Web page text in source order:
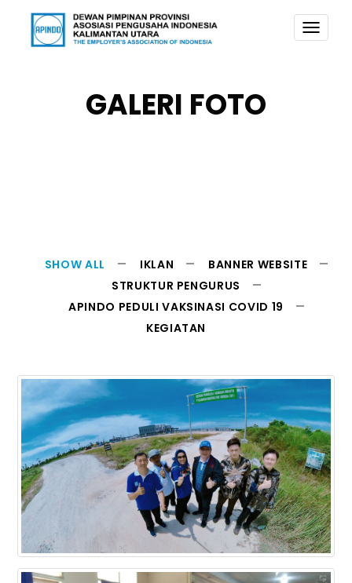
GALERI FOTO
SHOW ALL IKLAN
BANNER WEBSITE
STRUKTUR PENGURUS
APINDO PEDULI VAKSINASI COVID 19
KEGIATAN